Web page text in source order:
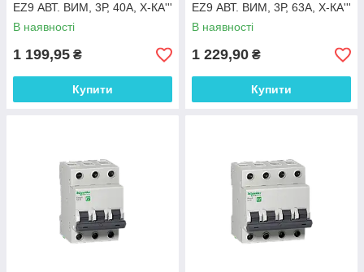
EZ9 АВТ. ВИМ, 3Р, 40А, Х-КА'''
В наявності
1 199,95 ₴
Купити
EZ9 АВТ. ВИМ, 3Р, 63А, Х-КА'''
В наявності
1 229,90 ₴
Купити